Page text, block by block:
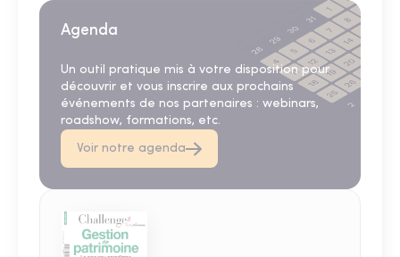
Agenda
Un outil pratique mis à votre disposition pour
découvrir et vous inscrire aux prochains
événements de nos partenaires : webinars,
roadshow, formations, etc.
Voir notre agenda